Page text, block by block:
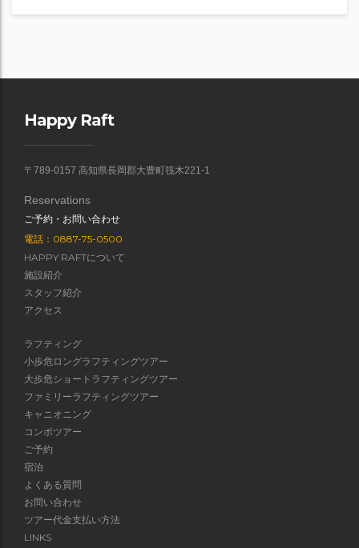
Happy Raft
〒789-0157 高知県長岡郡大豊町筏木221-1
Reservations
ご予約・お問い合わせ
電話：0887-75-0500
HAPPY RAFTについて
施設紹介
スタッフ紹介
アクセス
ラフティング
小歩危ロングラフティングツアー
大歩危ショートラフティングツアー
ファミリーラフティングツアー
キャニオニング
コンボツアー
ご予約
宿泊
よくある質問
お問い合わせ
ツアー代金支払い方法
LINKS